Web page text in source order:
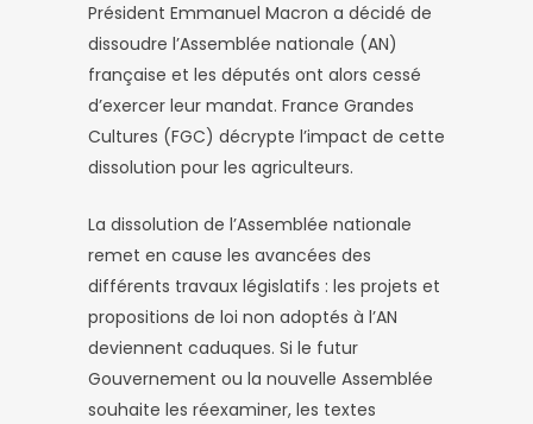
Président Emmanuel Macron a décidé de
dissoudre l’Assemblée nationale (AN)
française et les députés ont alors cessé
d’exercer leur mandat. France Grandes
Cultures (FGC) décrypte l’impact de cette
dissolution pour les agriculteurs.
La dissolution de l’Assemblée nationale
remet en cause les avancées des
différents travaux législatifs : les projets et
propositions de loi non adoptés à l’AN
deviennent caduques. Si le futur
Gouvernement ou la nouvelle Assemblée
souhaite les réexaminer, les textes